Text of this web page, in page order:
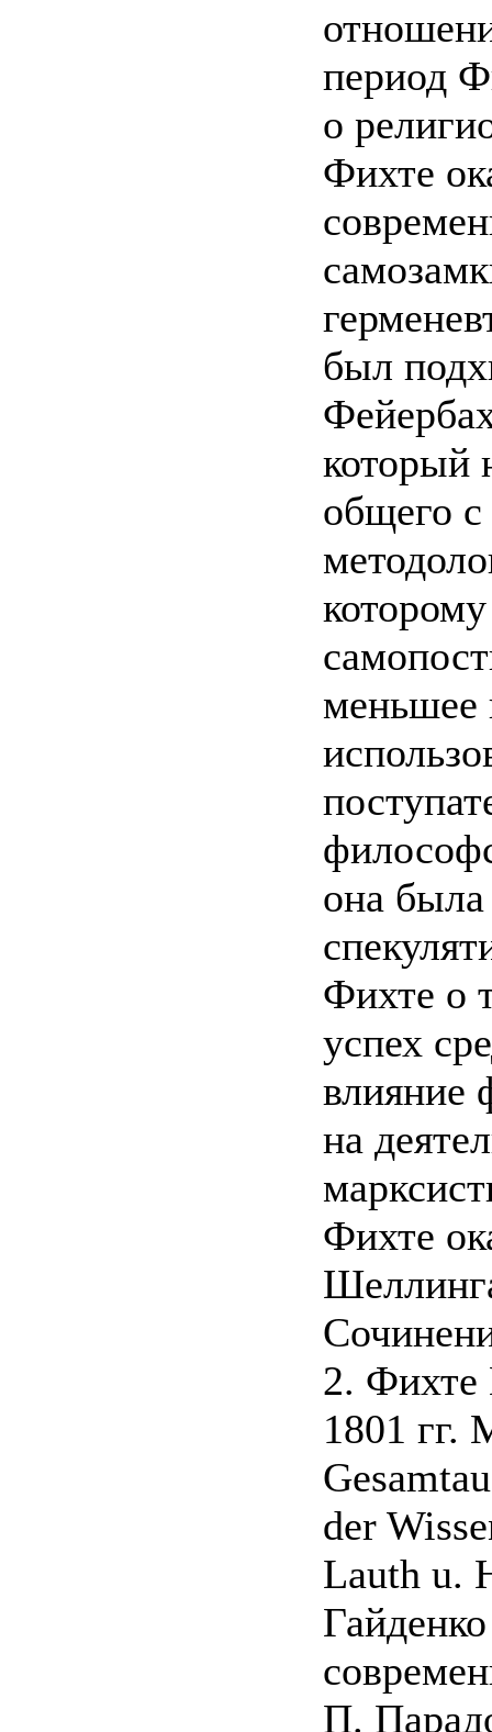
период
о
Фихте
был
который
общего
меньшее
она была
Фихте о
успех
влияние
на
Фихте
2. Фихте
1801 гг.
der
Lauth u.
П.